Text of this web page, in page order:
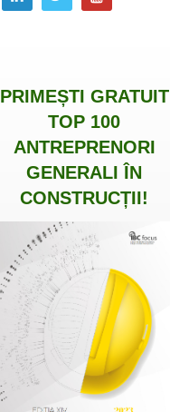
PRIMEȘTI GRATUIT
TOP 100
ANTREPRENORI
GENERALI ÎN
CONSTRUCȚII!